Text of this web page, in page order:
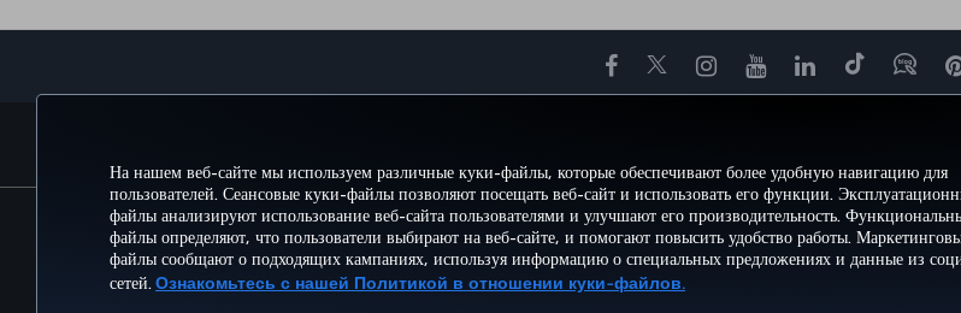
На нашем веб-сайте мы используем различные куки-файлы, которые обеспечивают более удобную навигацию для
пользователей. Сеансовые куки-файлы позволяют посещать веб-сайт и использовать его функции.
файлы анализируют использование веб-сайта пользователями и улучшают его производительность.
файлы определяют, что пользователи выбирают на веб-сайте, и помогают повысить удобство работы.
файлы сообщают о подходящих кампаниях, используя информацию о специальных предложениях и данные из
сетей.Ознакомьтесь с нашей Политикой в отношении куки-файлов.
Facebook
TwitterInstagram
YouTubeLinkedIn
TikTok
Перейти Политика конфиденциальности и куки-файлы Правовое уведомление Права
План обслуживания клиента Министерства транспорта США